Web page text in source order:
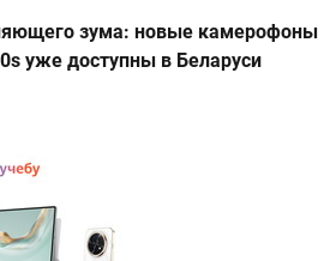
зума: новые камерофоны
уже доступны в Беларуси